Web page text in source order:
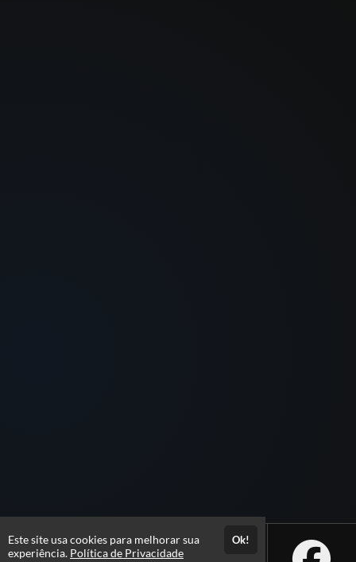
Este site usa cookies para melhorar sua
experiência. Política de Privacidade
Ok!